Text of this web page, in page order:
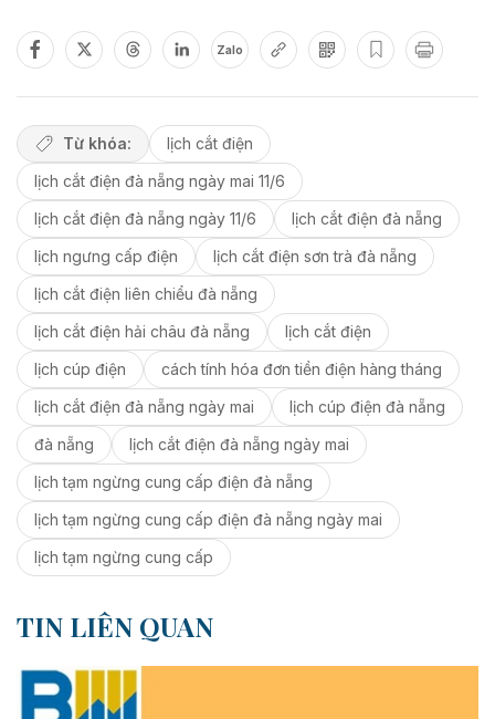
Zalo
Từ khóa:
lịch cắt điện
lịch cắt điện đà nẵng ngày mai 11/6
lịch cắt điện đà nẵng ngày 11/6
lịch cắt điện đà nẵng
lịch ngưng cấp điện
lịch cắt điện sơn trà đà nẵng
lịch cắt điện liên chiểu đà nẵng
lịch cắt điện hải châu đà nẵng
lịch cắt điện
lịch cúp điện
cách tính hóa đơn tiền điện hàng tháng
lịch cắt điện đà nẵng ngày mai
lịch cúp điện đà nẵng
đà nẵng
lịch cắt điện đà nẵng ngày mai
lịch tạm ngừng cung cấp điện đà nẵng
lịch tạm ngừng cung cấp điện đà nẵng ngày mai
lịch tạm ngừng cung cấp
TIN LIÊN QUAN